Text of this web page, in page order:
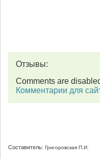
Отзывы:
Comments are
Комментарии для
Составитель: Григоровская П.И.